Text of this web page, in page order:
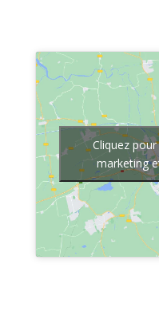
Cliquez
marketing